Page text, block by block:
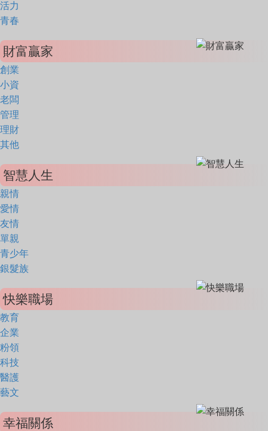
活力
青春
財富贏家
創業
小資
老闆
管理
理財
其他
智慧人生
親情
愛情
友情
單親
青少年
銀髮族
快樂職場
教育
企業
粉領
科技
醫護
藝文
幸福關係